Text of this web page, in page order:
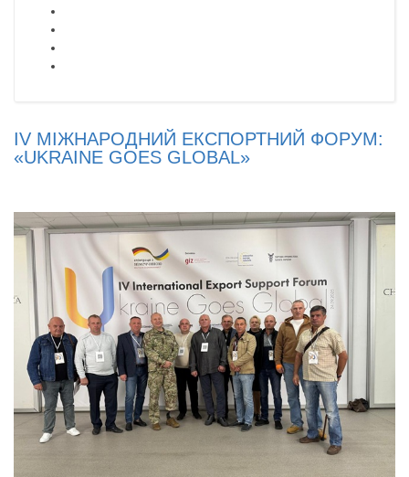
IV МІЖНАРОДНИЙ ЕКСПОРТНИЙ ФОРУМ:
«UKRAINE GOES GLOBAL»